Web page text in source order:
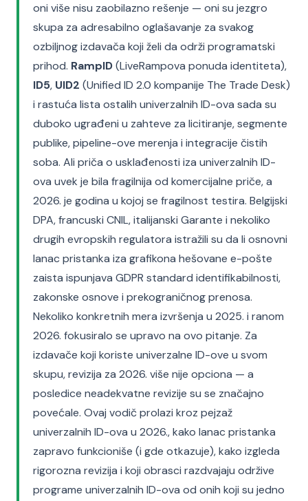
oni više nisu zaobilazno rešenje — oni su jezgro
skupa za adresabilno oglašavanje za svakog
ozbiljnog izdavača koji želi da održi programatski
prihod. RampID(LiveRampova ponuda identiteta),
ID5, UID2 (Unified ID 2.0 kompanije The Trade Desk)
i rastuća lista ostalih univerzalnih ID-ova sada su
duboko ugrađeni u zahteve za licitiranje, segmente
publike, pipeline-ove merenja i integracije čistih
soba. Ali priča o usklađenosti iza univerzalnih ID-
ova uvek je bila fragilnija od komercijalne priče, a
2026. je godina u kojoj se fragilnost testira. Belgijski
DPA, francuski CNIL, italijanski Garante i nekoliko
drugih evropskih regulatora istražili su da li osnovni
lanac pristanka iza grafikona hešovane e-pošte
zaista ispunjava GDPR standard identifikabilnosti,
zakonske osnove i prekograničnog prenosa.
Nekoliko konkretnih mera izvršenja u 2025. i ranom
2026. fokusiralo se upravo na ovo pitanje. Za
izdavače koji koriste univerzalne ID-ove u svom
skupu, revizija za 2026. više nije opciona — a
posledice neadekvatne revizije su se značajno
povećale. Ovaj vodič prolazi kroz pejzaž
univerzalnih ID-ova u 2026., kako lanac pristanka
zapravo funkcioniše (i gde otkazuje), kako izgleda
rigorozna revizija i koji obrasci razdvajaju održive
programe univerzalnih ID-ova od onih koji su jedno